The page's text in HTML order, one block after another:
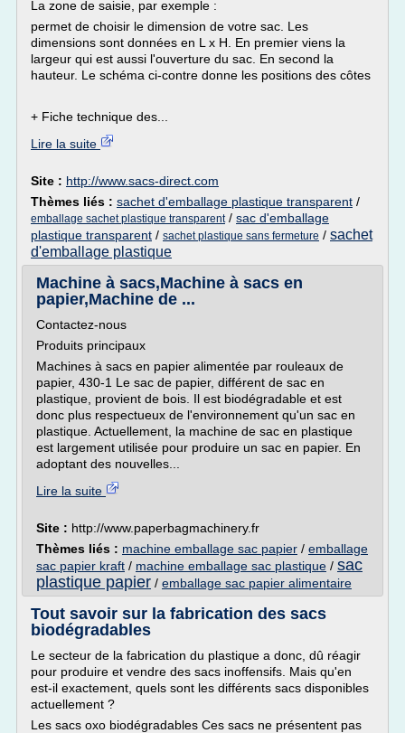
La zone de saisie, par exemple :
permet de choisir le dimension de votre sac. Les
dimensions sont données en L x H. En premier viens la
largeur qui est aussi l'ouverture du sac. En second la
hauteur. Le schéma ci-contre donne les positions des côtes
+ Fiche technique des...
Lire la suite
Site : http://www.sacs-direct.com
Thèmes liés : sachet d'emballage plastique transparent /
emballage sachet plastique transparent/ sac d'emballage
plastique transparent / sachet plastique sans fermeture / sachet
d'emballage plastique
Machine à sacs,Machine à sacs en
papier,Machine de ...
Contactez-nous
Produits principaux
Machines à sacs en papier alimentée par rouleaux de
papier, 430-1 Le sac de papier, différent de sac en
plastique, provient de bois. Il est biodégradable et est
donc plus respectueux de l'environnement qu'un sac en
plastique. Actuellement, la machine de sac en plastique
est largement utilisée pour produire un sac en papier. En
adoptant des nouvelles...
Lire la suite
Site : http://www.paperbagmachinery.fr
Thèmes liés : machine emballage sac papier / emballage
sac papier kraft / machine emballage sac plastique / sac
plastique papier / emballage sac papier alimentaire
Tout savoir sur la fabrication des sacs
biodégradables
Le secteur de la fabrication du plastique a donc, dû réagir
pour produire et vendre des sacs inoffensifs. Mais qu'en
est-il exactement, quels sont les différents sacs disponibles
actuellement ?
Les sacs oxo biodégradables Ces sacs ne présentent pas